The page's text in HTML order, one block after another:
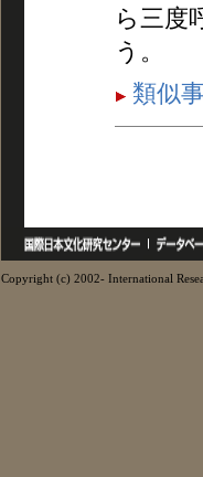
ら三度
う。
類似
Copyright (c) 2002- International